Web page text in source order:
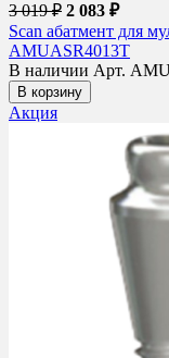
3 019 ₽ 2 083 ₽
Scan абатмент для
AMUASR4013T
В наличии Арт.
В корзину
Акция